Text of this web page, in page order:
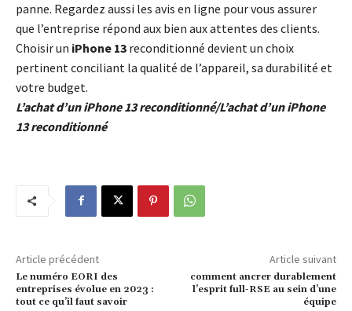
panne. Regardez aussi les avis en ligne pour vous assurer
que l’entreprise répond aux bien aux attentes des clients.
Choisir un iPhone 13 reconditionné devient un choix
pertinent conciliant la qualité de l’appareil, sa durabilité et
votre budget.
L’achat d’un iPhone 13 reconditionné/L’achat d’un iPhone
13 reconditionné
Article précédent
Le numéro EORI des
entreprises évolue en 2023 :
tout ce qu’il faut savoir
Article suivant
comment ancrer durablement
l’esprit full-RSE au sein d’une
équipe